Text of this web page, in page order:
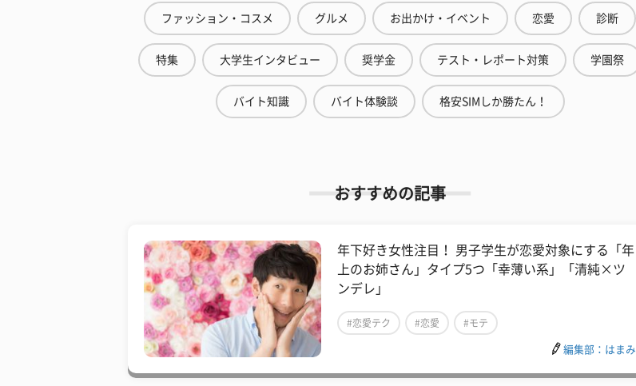
ファッション・コスメ グルメ お出かけ・イベント 恋愛 診断
特集 大学生インタビュー 奨学金 テスト・レポート対策 学園祭
バイト知識 バイト体験談 格安SIMしか勝たん！
おすすめの記事
年下好き女性注目！ 男子学生が恋愛対象にする「年
上のお姉さん」タイプ5つ「幸薄い系」「清純×ツ
ンデレ」
#恋愛テク #恋愛 #モテ
編集部：はまみ